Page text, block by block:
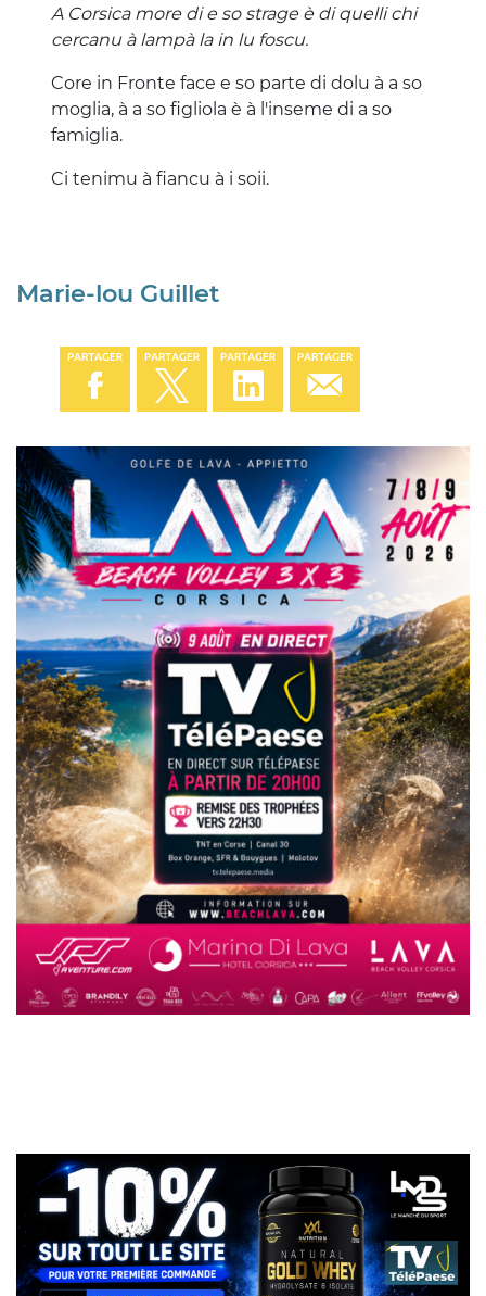
A Corsica more di e so strage è di quelli chi
cercanu à lampà la in lu foscu.
Core in Fronte face e so parte di dolu à a so
moglia, à a so figliola è à l'inseme di a so
famiglia.
Ci tenimu à fiancu à i soii.
Marie-lou Guillet